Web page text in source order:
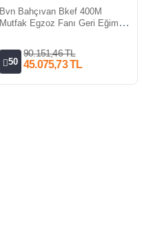
Bvn Bahçıvan Bkef 400M
Mutfak Egzoz Fanı Geri Eğimli
50
90.151,46 TL
45.075,73 TL